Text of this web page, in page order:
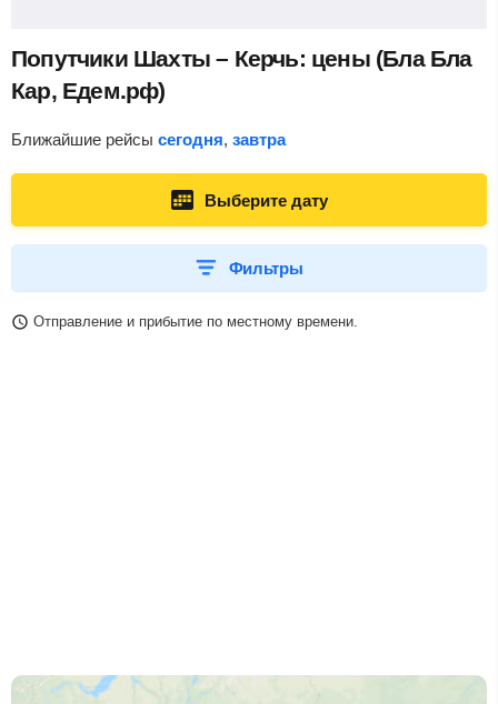
Попутчики Шахты – Керчь: цены (Бла Бла
Кар, Едем.рф)
Ближайшие рейсы сегодня, завтра
Выберите дату
Фильтры
Отправление и прибытие по местному времени.